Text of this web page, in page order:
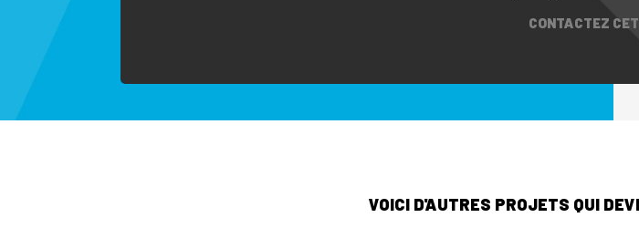
CONTACTEZ
VOICI D'AUTRES PROJETS QUI